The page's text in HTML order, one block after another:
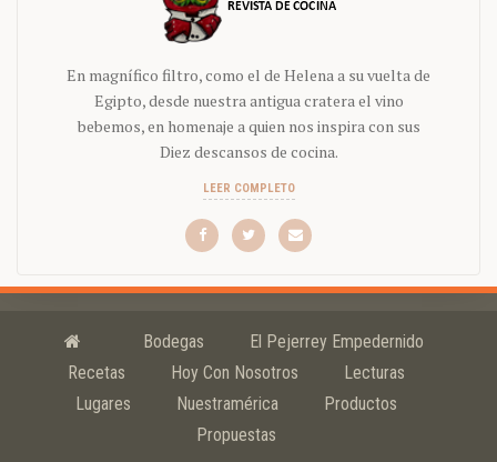
En magnífico filtro, como el de Helena a su vuelta de
Egipto, desde nuestra antigua cratera el vino
bebemos, en homenaje a quien nos inspira con sus
Diez descansos de cocina.
LEER COMPLETO
Bodegas
El Pejerrey Empedernido
Recetas
Hoy Con Nosotros
Lecturas
Lugares
Nuestramérica
Productos
Propuestas